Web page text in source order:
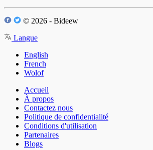
© 2026 - Bideew
Langue
English
French
Wolof
Accueil
À propos
Contactez nous
Politique de confidentialité
Conditions d'utilisation
Partenaires
Blogs